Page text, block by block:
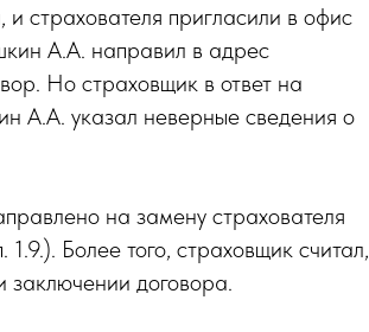
страхователя пригласили в офис
А.А. направил в адрес
Но страховщик в ответ на
А.А. указал неверные сведения о
на замену страхователя
Более того, страховщик считал,
заключении договора.